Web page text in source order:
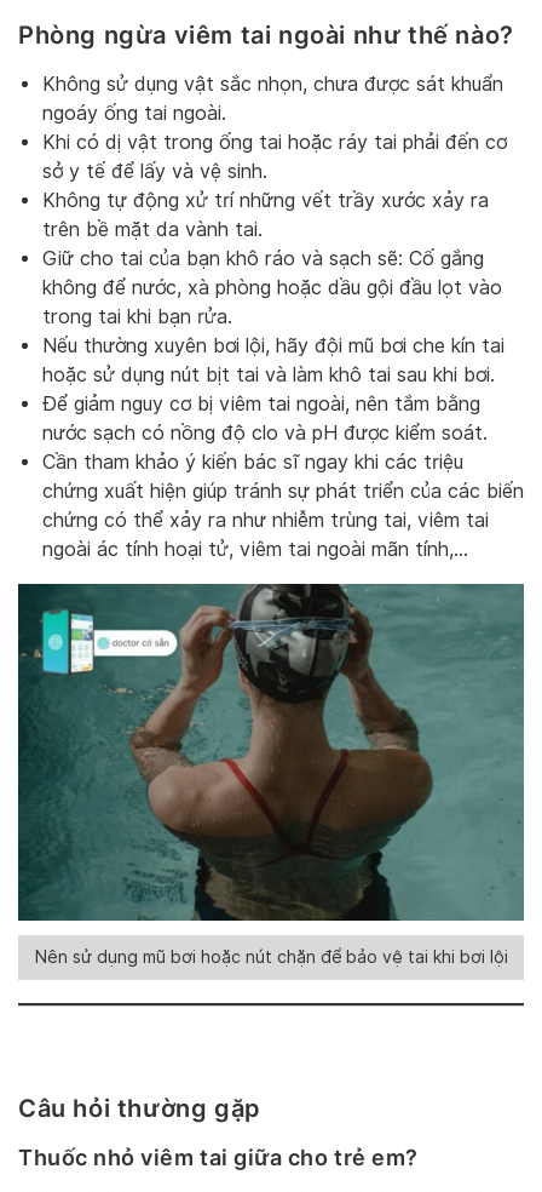
Phòng ngừa viêm tai ngoài như thế nào?
Không sử dụng vật sắc nhọn, chưa được sát khuẩn
ngoáy ống tai ngoài.
Khi có dị vật trong ống tai hoặc ráy tai phải đến cơ
sở y tế để lấy và vệ sinh.
Không tự động xử trí những vết trầy xước xảy ra
trên bề mặt da vành tai.
Giữ cho tai của bạn khô ráo và sạch sẽ: Cố gắng
không để nước, xà phòng hoặc dầu gội đầu lọt vào
trong tai khi bạn rửa.
Nếu thường xuyên bơi lội, hãy đội mũ bơi che kín tai
hoặc sử dụng nút bịt tai và làm khô tai sau khi bơi.
Để giảm nguy cơ bị viêm tai ngoài, nên tắm bằng
nước sạch có nồng độ clo và pH được kiểm soát.
Cần tham khảo ý kiến bác sĩ ngay khi các triệu
chứng xuất hiện giúp tránh sự phát triển của các biến
chứng có thể xảy ra như nhiễm trùng tai, viêm tai
ngoài ác tính hoại tử, viêm tai ngoài mãn tính,…
Nên sử dụng mũ bơi hoặc nút chặn để bảo vệ tai khi bơi lội
Câu hỏi thường gặp
Thuốc nhỏ viêm tai giữa cho trẻ em?